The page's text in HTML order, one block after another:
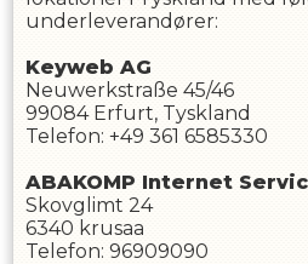
underleverandører:
Keyweb AG
Neuwerkstraße 45/46
99084 Erfurt, Tyskland
Telefon: +49 361 6585330
ABAKOMP Internet
Skovglimt 24
6340 krusaa
Telefon: 96909090